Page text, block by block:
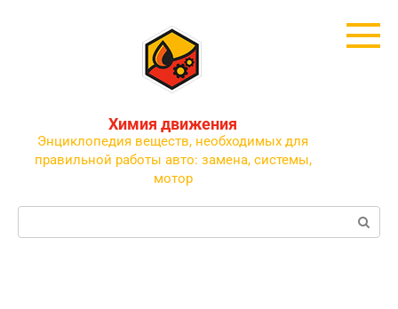
Химия движения
Энциклопедия веществ, необходимых для
правильной работы авто: замена, системы,
мотор
Поиск: